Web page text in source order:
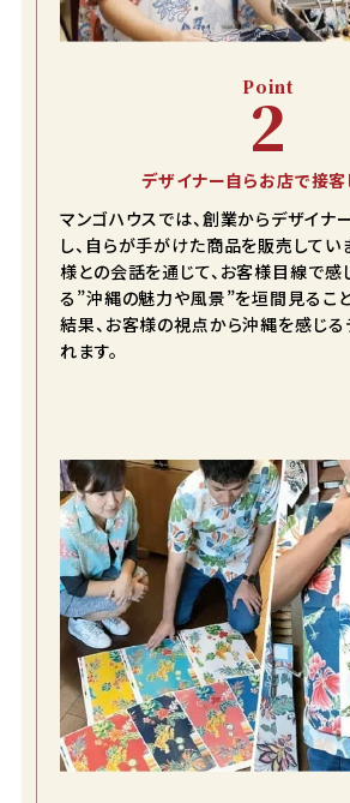
Point
2
デザイナー自らお店で接客
マンゴハウスでは、創業からデザイナ
し、自らが手がけた商品を販売してい
様との会話を通じて、お客様目線で感
る”沖縄の魅力や風景”を垣間見ること
結果、お客様の視点から沖縄を感じ
れます。